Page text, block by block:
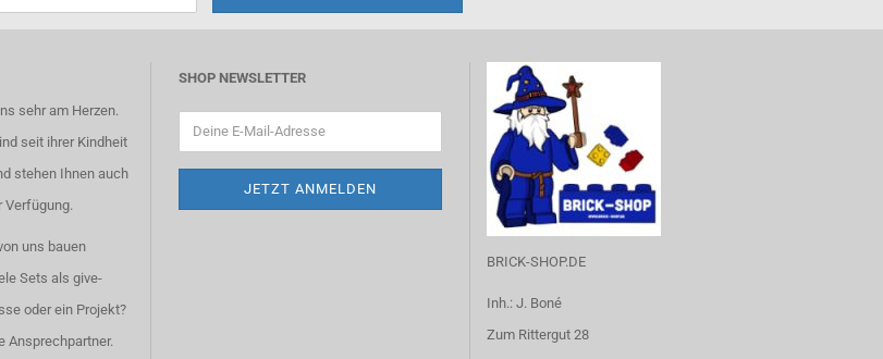
sehr am Herzen.
seit ihrer Kindheit
stehen Ihnen auch
Verfügung.
uns bauen
Sets als give-
oder ein Projekt?
Ansprechpartner.
SHOP NEWSLETTER
BRICK-SHOP.DE
Inh.: J. Boné
Zum Rittergut 28